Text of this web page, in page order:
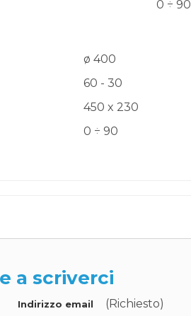
0 ÷ 90
ø 400
60 - 30
450 x 230
0 ÷ 90
a scriverci
Indirizzo email (Richiesto)